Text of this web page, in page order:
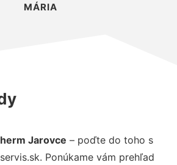
MÁRIA
Jarovce – poďte do toho s
Ponúkame vám prehľad